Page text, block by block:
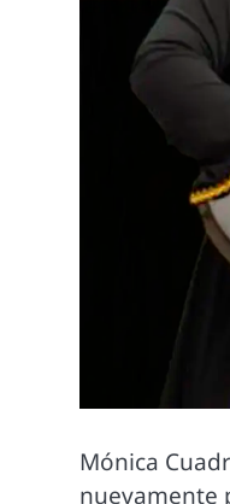
Mónica
nuevamente